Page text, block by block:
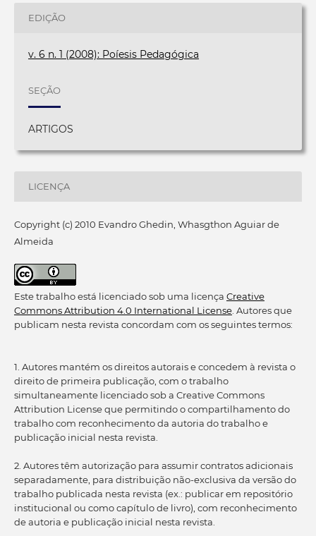
EDIÇÃO
v. 6 n. 1 (2008): Poíesis Pedagógica
SEÇÃO
ARTIGOS
LICENÇA
Copyright (c) 2010 Evandro Ghedin, Whasgthon Aguiar de
Almeida
Este trabalho está licenciado sob uma licença Creative
Commons Attribution 4.0 International License. Autores que
publicam nesta revista concordam com os seguintes termos:
1. Autores mantém os direitos autorais e concedem à revista o
direito de primeira publicação, com o trabalho
simultaneamente licenciado sob a Creative Commons
Attribution License que permitindo o compartilhamento do
trabalho com reconhecimento da autoria do trabalho e
publicação inicial nesta revista.
2. Autores têm autorização para assumir contratos adicionais
separadamente, para distribuição não-exclusiva da versão do
trabalho publicada nesta revista (ex.: publicar em repositório
institucional ou como capítulo de livro), com reconhecimento
de autoria e publicação inicial nesta revista.